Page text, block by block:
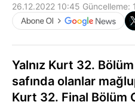
26.12.2022 10:45 Güncelleme:
Yalnız Kurt 32.
safında olanlar
Kurt 32. Final Bölüm